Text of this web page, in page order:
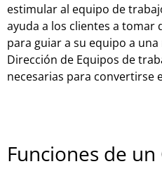
estimular al equipo de
ayuda a los clientes a tomar
para guiar a su equipo a
Dirección de Equipos de
necesarias para convertirse
Funciones de